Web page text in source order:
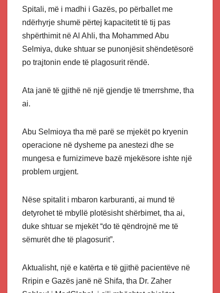
Spitali, më i madhi i Gazës, po përballet me
ndërhyrje shumë përtej kapacitetit të tij pas
shpërthimit në Al Ahli, tha Mohammed Abu
Selmiya, duke shtuar se punonjësit shëndetësorë
po trajtonin ende të plagosurit rëndë.
Ata janë të gjithë në një gjendje të tmerrshme, tha
ai.
Abu Selmioya tha më parë se mjekët po kryenin
operacione në dysheme pa anestezi dhe se
mungesa e furnizimeve bazë mjekësore ishte një
problem urgjent.
Nëse spitalit i mbaron karburanti, ai mund të
detyrohet të mbyllë plotësisht shërbimet, tha ai,
duke shtuar se mjekët “do të qëndrojnë me të
sëmurët dhe të plagosurit”.
Aktualisht, një e katërta e të gjithë pacientëve në
Rripin e Gazës janë në Shifa, tha Dr. Zaher